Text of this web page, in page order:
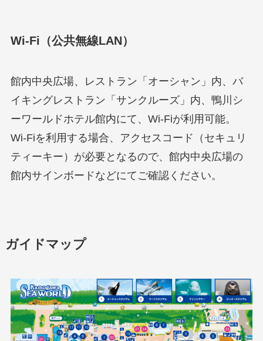
Wi-Fi（公共無線LAN）
館内中央広場、レストラン「オーシャン」内、バ
イキングレストラン「サンクルーズ」内、鴨川シ
ーワールドホテル館内にて、Wi-Fiが利用可能。
Wi-Fiを利用する場合、アクセスコード（セキュリ
ティーキー）が必要となるので、館内中央広場の
館内サインボードなどにてご確認ください。
ガイドマップ